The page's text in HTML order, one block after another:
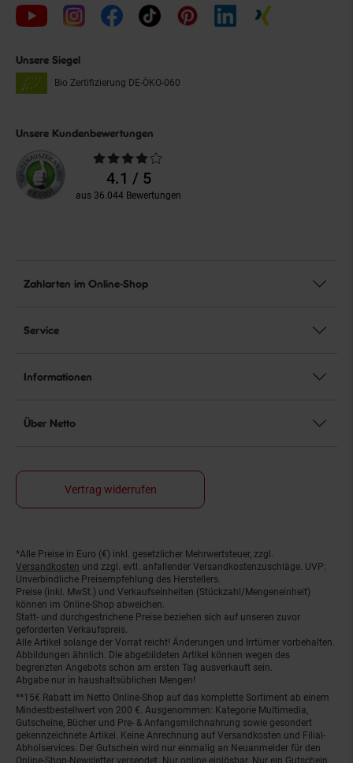
Unsere Siegel
Bio Zertifizierung DE-ÖKO-060
Unsere Kundenbewertungen
Durchschnittliche
Bewertungen4.1 / 5
aus 36.044 Bewertungen
Zahlarten im Online-Shop
Service
Informationen
Über Netto
Vertrag widerrufen
Fußnoten
*Alle Preise in Euro (€) inkl. gesetzlicher Mehrwertsteuer, zzgl.
Versandkosten und zzgl. evtl. anfallender Versandkostenzuschläge. UVP:
Unverbindliche Preisempfehlung des Herstellers.
Preise (inkl. MwSt.) und Verkaufseinheiten (Stückzahl/Mengeneinheit)
können im Online-Shop abweichen.
Statt- und durchgestrichene Preise beziehen sich auf unseren zuvor
geforderten Verkaufspreis.
Alle Artikel solange der Vorrat reicht! Änderungen und Irrtümer vorbehalten.
Abbildungen ähnlich. Die abgebildeten Artikel können wegen des
begrenzten Angebots schon am ersten Tag ausverkauft sein.
Abgabe nur in haushaltsüblichen Mengen!
**15€ Rabatt im Netto Online-Shop auf das komplette Sortiment ab einem
Mindestbestellwert von 200 €. Ausgenommen: Kategorie Multimedia,
Gutscheine, Bücher und Pre- & Anfangsmilchnahrung sowie gesondert
gekennzeichnete Artikel. Keine Anrechnung auf Versandkosten und Filial-
Abholservices. Der Gutschein wird nur einmalig an Neuanmelder für den
Online-Shop-Newsletter versendet. Nur online einlösbar. Nur ein Gutschein